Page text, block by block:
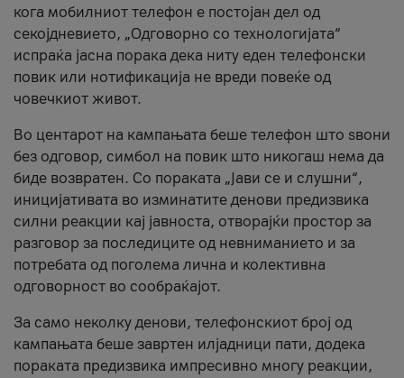
кога мобилниот телефон е постојан дел од
секојдневието, „Одговорно со технологијата“
испраќа јасна порака дека ниту еден телефонски
повик или нотификација не вреди повеќе од
човечкиот живот.
Во центарот на кампањата беше телефон што ѕвони
без одговор, симбол на повик што никогаш нема да
биде возвратен. Со пораката „Јави се и слушни“,
иницијативата во изминатите денови предизвика
силни реакции кај јавноста, отворајќи простор за
разговор за последиците од невниманието и за
потребата од поголема лична и колективна
одговорност во сообраќајот.
За само неколку денови, телефонскиот број од
кампањата беше завртен илјадници пати, додека
пораката предизвика импресивно многу реакции,